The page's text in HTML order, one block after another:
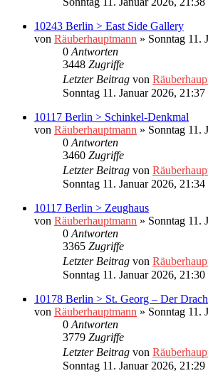
10243 Berlin > East Side Gallery
von Räuberhauptmann » Sonntag 11.
0 Antworten
3448 Zugriffe
Letzter Beitrag von
Sonntag 11. Januar 2026, 21:37
10117 Berlin > Schinkel-Denkmal
von Räuberhauptmann » Sonntag 11.
0 Antworten
3460 Zugriffe
Letzter Beitrag von
Sonntag 11. Januar 2026, 21:34
10117 Berlin > Zeughaus
von Räuberhauptmann » Sonntag 11.
0 Antworten
3365 Zugriffe
Letzter Beitrag von
Sonntag 11. Januar 2026, 21:30
10178 Berlin > St. Georg – Der
von Räuberhauptmann » Sonntag 11.
0 Antworten
3779 Zugriffe
Letzter Beitrag von
Sonntag 11. Januar 2026, 21:29